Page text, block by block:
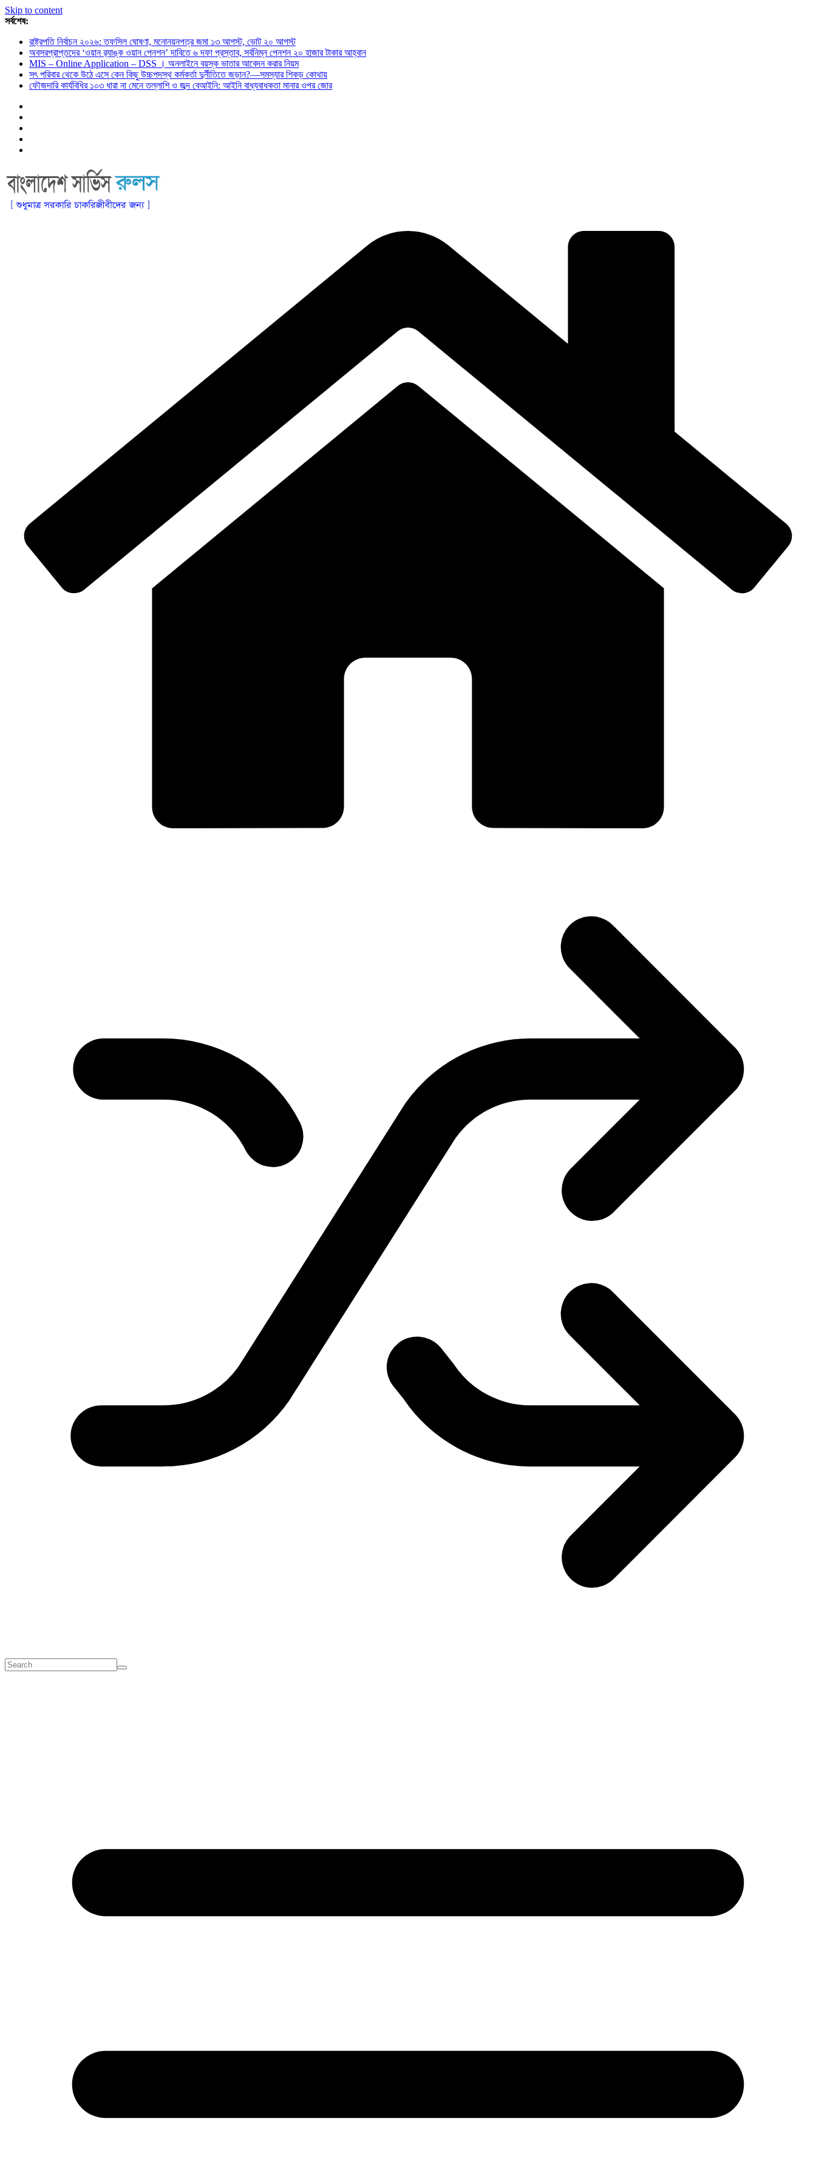
Skip to content
সর্বশেষ:
রাষ্ট্রপতি নির্বাচন ২০২৬: তফসিল ঘোষণা, মনোনয়নপত্র জমা ১৩ আগস্ট, ভোট ২০ আগস্ট
অবসরপ্রাপ্তদের ‘ওয়ান র‌্যাঙ্ক ওয়ান পেনশন’ দাবিতে ৬ দফা প্রস্তাব, সর্বনিম্ন পেনশন ২০ হাজার টাকার আহ্বান
MIS – Online Application – DSS । অনলাইনে বয়স্ক ভাতার আবেদন করার নিয়ম
সৎ পরিবার থেকে উঠে এসে কেন কিছু উচ্চপদস্থ কর্মকর্তা দুর্নীতিতে জড়ান?—সমস্যার শিকড় কোথায়
ফৌজদারি কার্যবিধির ১০৩ ধারা না মেনে তল্লাশি ও জব্দ বেআইনি: আইনি বাধ্যবাধকতা মানার ওপর জোর